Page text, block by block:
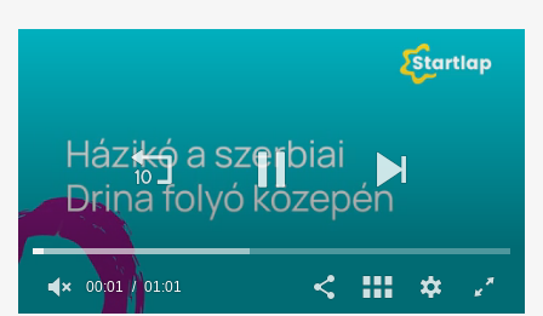
00:02 01:01